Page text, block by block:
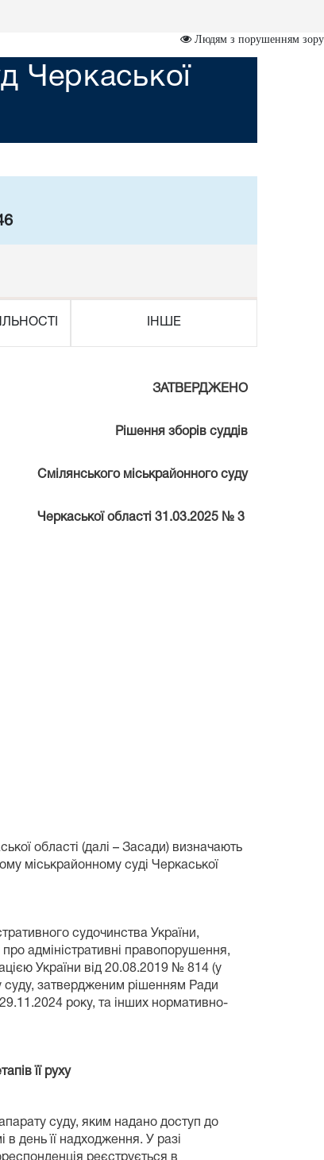
Людям з порушенням зору
Черкаської
ІНШЕ
ЗАТВЕРДЖЕНО
Рішення зборів суддів
Смілянського міськрайонного суду
Черкаської області 31.03.2025 № 3
області (далі – Засади) визначають
міськрайонному суді Черкаської
судочинства України,
адміністративні правопорушення,
України від 20.08.2019 № 814 (у
суду, затвердженим рішенням Ради
року, та інших нормативно-
руху
суду, яким надано доступ до
в день її надходження. У разі
реєструється в